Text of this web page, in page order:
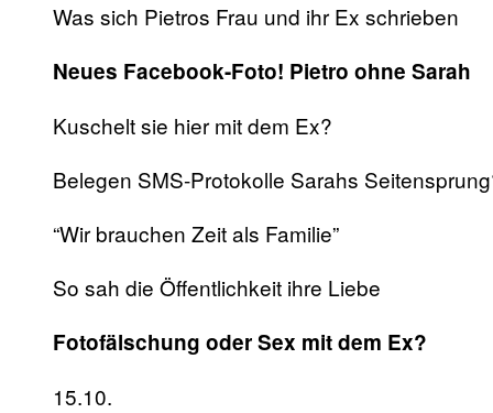
Was sich Pietros Frau und ihr Ex schrieben
Neues Facebook-Foto! Pietro ohne Sarah
Kuschelt sie hier mit dem Ex?
Belegen SMS-Protokolle Sarahs
“Wir brauchen Zeit als Familie”
So sah die Öffentlichkeit ihre Liebe
Fotofälschung oder Sex mit dem Ex?
15.10.